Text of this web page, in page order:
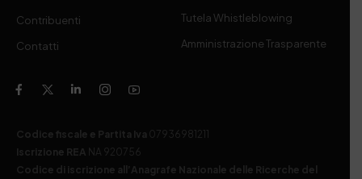
Contribuenti
Contatti
Tutela Whistleblowing
Amministrazione Trasparente
Codice fiscale e Partita Iva 07936981211
Iscrizione REA NA 920756
Codice di iscrizione all’Anagrafe Nazionale delle Ricerche del